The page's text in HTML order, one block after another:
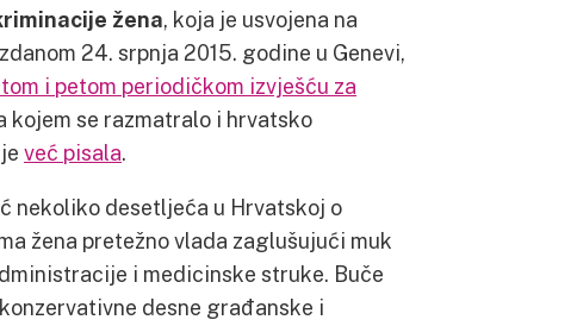
žena, koja je usvojena na
24. srpnja 2015. godine u Genevi,
i petom periodičkom izvješću za
kojem se razmatralo i hrvatsko
već pisala.
nekoliko desetljeća u Hrvatskoj o
žena pretežno vlada zaglušujući muk
i medicinske struke. Buče
desne građanske i